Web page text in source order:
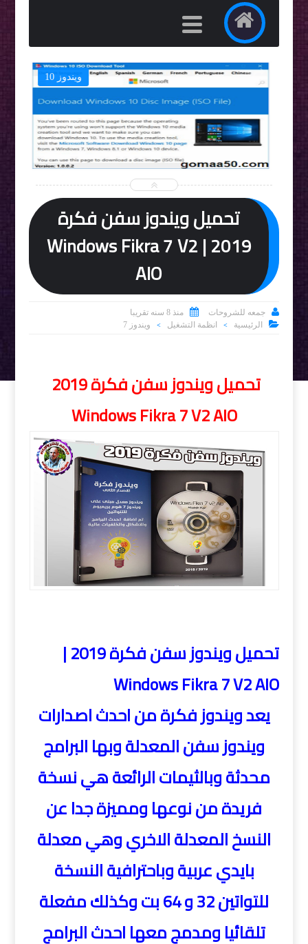
ويندوز 10
تحميل ويندوز سفن فكرة
2019 | Windows Fikra 7 V2
AIO
 جمعه للشروحات 
منذ 8 سنه تقريبا

الرئيسية > انظمة التشغيل > ويندوز 7
Windows Fikra 7 V2 AIO
تحميل ويندوز سفن فكرة 2019 |
Windows Fikra 7 V2 AIO
يعد ويندوز فكرة من احدث اصدارات
ويندوز سفن المعدلة وبها البرامج
محدثة وبالثيمات الرائعة هي نسخة
فريدة من نوعها ومميزة جدا عن
النسخ المعدلة الاخري وهي معدلة
بايدي عربية وباحترافية النسخة
للتواتين 32 و 64 بت وكذلك مفعلة
تلقائيا ومدمج معها احدث البرامج